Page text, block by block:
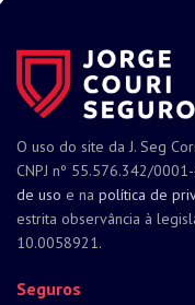
O uso do site da J. Seg
CNPJ nº 55.576.342/
de uso e na política de
estrita observância à
10.0058921.
Seguros